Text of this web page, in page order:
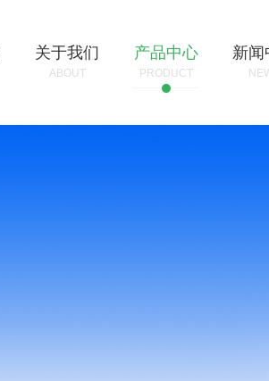
关于我们
ABOUT
产品中心
PRODUCT
新闻